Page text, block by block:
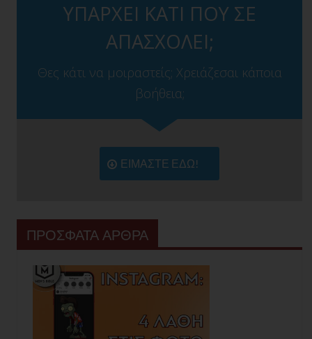
ΥΠΑΡΧΕΙ ΚΑΤΙ ΠΟΥ ΣΕ
ΑΠΑΣΧΟΛΕΙ;
Θες κάτι να μοιραστείς; Χρειάζεσαι κάποια
βοήθεια;
ΕΙΜΑΣΤΕ ΕΔΩ!
ΠΡΟΣΦΑΤΑ ΑΡΘΡΑ